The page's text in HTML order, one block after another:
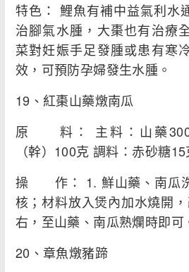
特色： 鯉魚有補中益氣利水
治腳氣水腫，大棗也有治療
菜對妊娠手足發腫或患有寒
效，可預防孕婦發生水腫。
19、紅棗山藥燉南瓜
原 料： 主料：山藥300
（幹）100克 調料：赤砂糖
操 作： 1. 鮮山藥、南瓜
核；材料放入煲內加水燒開
右，至山藥、南瓜熟爛時即可
20、章魚燉豬蹄